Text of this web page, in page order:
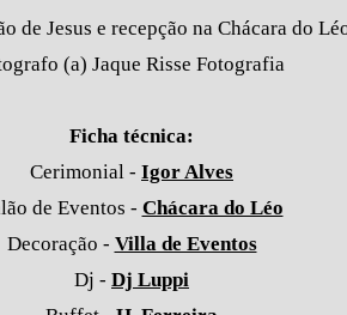
de Jesus e recepção na Chácara do
(a) Jaque Risse Fotografia
Ficha técnica:
Cerimonial - Igor Alves
de Eventos - Chácara do Léo
Decoração - Villa de Eventos
Dj - Dj Luppi